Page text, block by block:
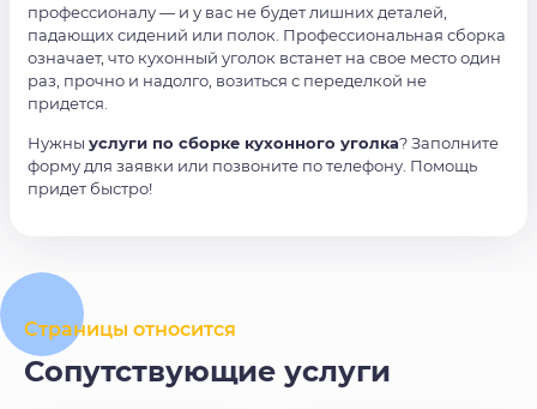
профессионалу — и у вас не будет лишних деталей,
падающих сидений или полок. Профессиональная сборка
означает, что кухонный уголок встанет на свое место один
раз, прочно и надолго, возиться с переделкой не
придется.
Нужны услуги по сборке кухонного уголка? Заполните
форму для заявки или позвоните по телефону. Помощь
придет быстро!
Страницы относится
Сопутствующие услуги